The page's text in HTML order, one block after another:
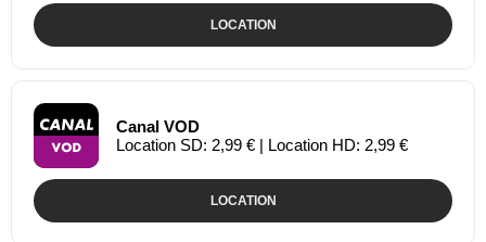
LOCATION
Canal VOD
Location SD: 2,99 € | Location HD: 2,99 €
LOCATION